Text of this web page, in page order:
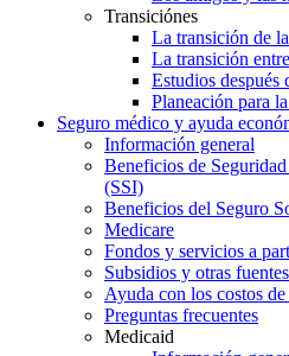
Transiciónes
La transición de
La transición
Estudios después
Planeación para
Seguro médico y ayuda
Información general
Beneficios de
(SSI)
Beneficios del Seguro
Medicare
Fondos y servicios a
Subsidios y otras
Ayuda con los costos
Preguntas frecuentes
Medicaid